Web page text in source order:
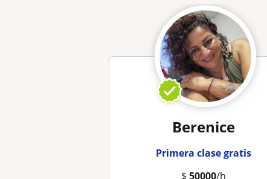
Berenice
Primera clase gratis
$ 50000/h